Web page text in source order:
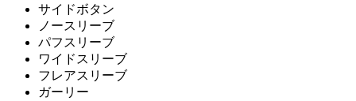
サイドボタン
ノースリーブ
パフスリーブ
ワイドスリーブ
フレアスリーブ
ガーリー